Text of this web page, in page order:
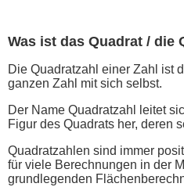
Was ist das Quadrat / die
Die Quadratzahl einer Zahl ist
ganzen Zahl mit sich selbst.
Der Name Quadratzahl leitet
Figur des Quadrats her, deren
Quadratzahlen sind immer
für viele Berechnungen in der
grundlegenden